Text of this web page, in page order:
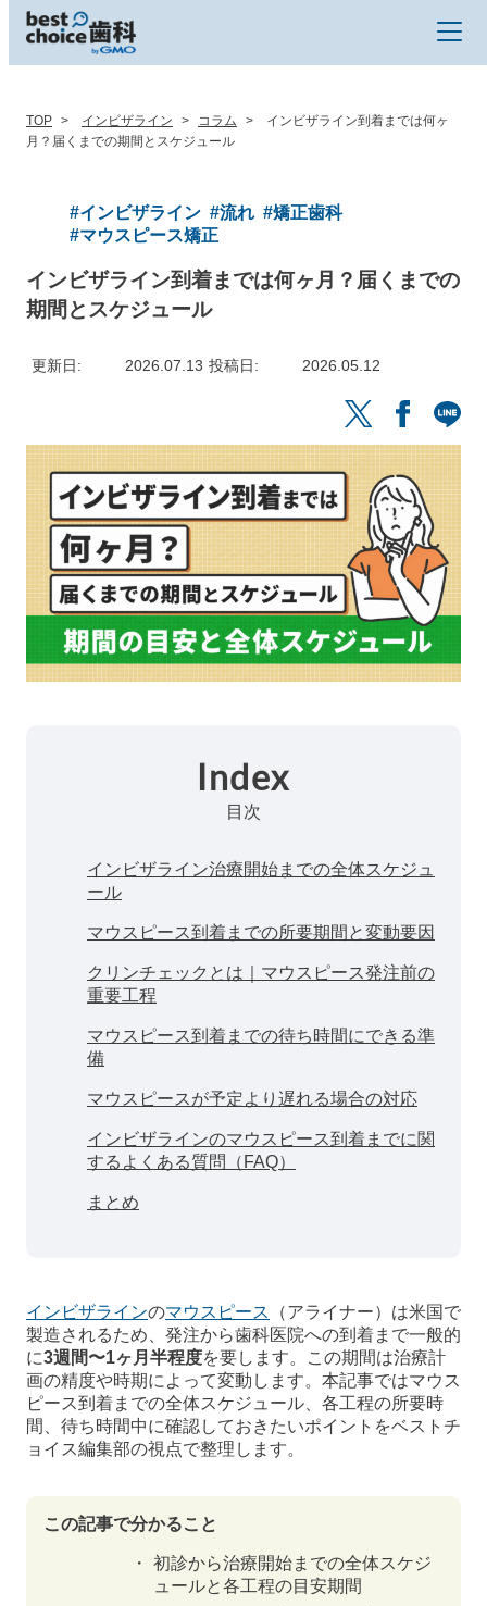
TOP インビザライン コラム
インビザライン到着までは何ヶ
月？届くまでの期間とスケジュール
#インビザライン #流れ #矯正歯科
#マウスピース矯正
インビザライン到着までは何ヶ月？届くまでの
期間とスケジュール
更新日 2026.07.13 投稿日 2026.05.12
Index
目次
インビザライン治療開始までの全体スケジュ
ール
マウスピース到着までの所要期間と変動要因
クリンチェックとは｜マウスピース発注前の
重要工程
マウスピース到着までの待ち時間にできる準
備
マウスピースが予定より遅れる場合の対応
インビザラインのマウスピース到着までに関
するよくある質問（FAQ）
まとめ
インビザラインのマウスピース
（アライナー）は米国で
製造されるため、発注から歯科医院への到着まで一般的
に3週間〜1ヶ月半程度を要します。この期間は治療計
画の精度や時期によって変動します。本記事ではマウス
ピース到着までの全体スケジュール、各工程の所要時
間、待ち時間中に確認しておきたいポイントをベストチ
ョイス編集部の視点で整理します。
この記事で分かること
初診から治療開始までの全体スケジ
ュールと各工程の目安期間